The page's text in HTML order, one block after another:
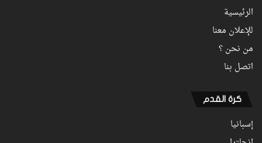
الرئيسية
للإعلان معنا
من نحن ؟
اتصل بنا
كرة القدم
إسبانيا